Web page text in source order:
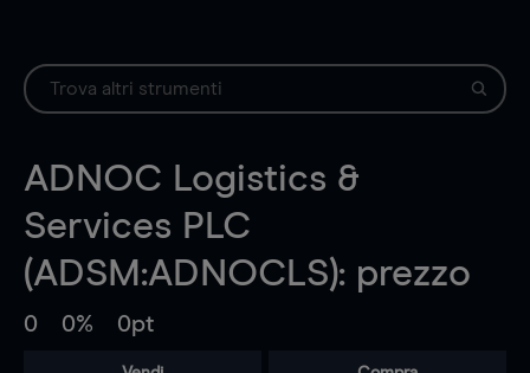
ADNOC Logistics &
Services PLC
(ADSM:ADNOCLS): prezzo
0 0% 0pt